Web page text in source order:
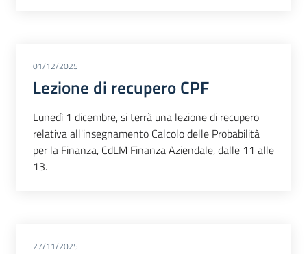
01/12/2025
Lezione di recupero CPF
Lunedì 1 dicembre, si terrà una lezione di recupero
relativa all'insegnamento Calcolo delle Probabilità
per la Finanza, CdLM Finanza Aziendale, dalle 11 alle
13.
27/11/2025